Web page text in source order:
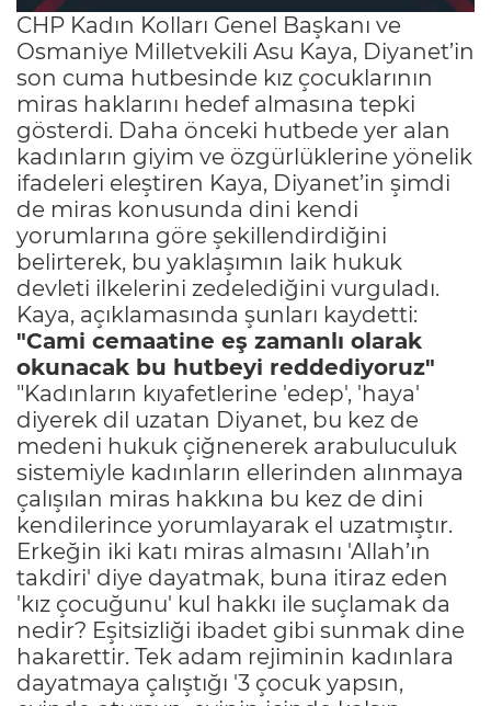
CHP Kadın Kolları Genel Başkanı ve
Osmaniye Milletvekili Asu Kaya, Diyanet’in
son cuma hutbesinde kız çocuklarının
miras haklarını hedef almasına tepki
gösterdi. Daha önceki hutbede yer alan
kadınların giyim ve özgürlüklerine yönelik
ifadeleri eleştiren Kaya, Diyanet’in şimdi
de miras konusunda dini kendi
yorumlarına göre şekillendirdiğini
belirterek, bu yaklaşımın laik hukuk
devleti ilkelerini zedelediğini vurguladı.
Kaya, açıklamasında şunları kaydetti:
"Cami cemaatine eş zamanlı olarak
okunacak bu hutbeyi reddediyoruz"
"Kadınların kıyafetlerine 'edep', 'haya'
diyerek dil uzatan Diyanet, bu kez de
medeni hukuk çiğnenerek arabuluculuk
sistemiyle kadınların ellerinden alınmaya
çalışılan miras hakkına bu kez de dini
kendilerince yorumlayarak el uzatmıştır.
Erkeğin iki katı miras almasını 'Allah’ın
takdiri' diye dayatmak, buna itiraz eden
'kız çocuğunu' kul hakkı ile suçlamak da
nedir? Eşitsizliği ibadet gibi sunmak dine
hakarettir. Tek adam rejiminin kadınlara
dayatmaya çalıştığı '3 çocuk yapsın,